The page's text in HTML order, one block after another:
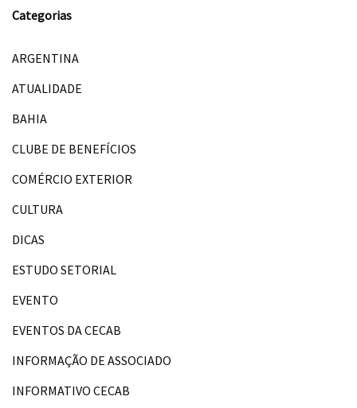
Categorias
ARGENTINA
ATUALIDADE
BAHIA
CLUBE DE BENEFÍCIOS
COMÉRCIO EXTERIOR
CULTURA
DICAS
ESTUDO SETORIAL
EVENTO
EVENTOS DA CECAB
INFORMAÇÃO DE ASSOCIADO
INFORMATIVO CECAB